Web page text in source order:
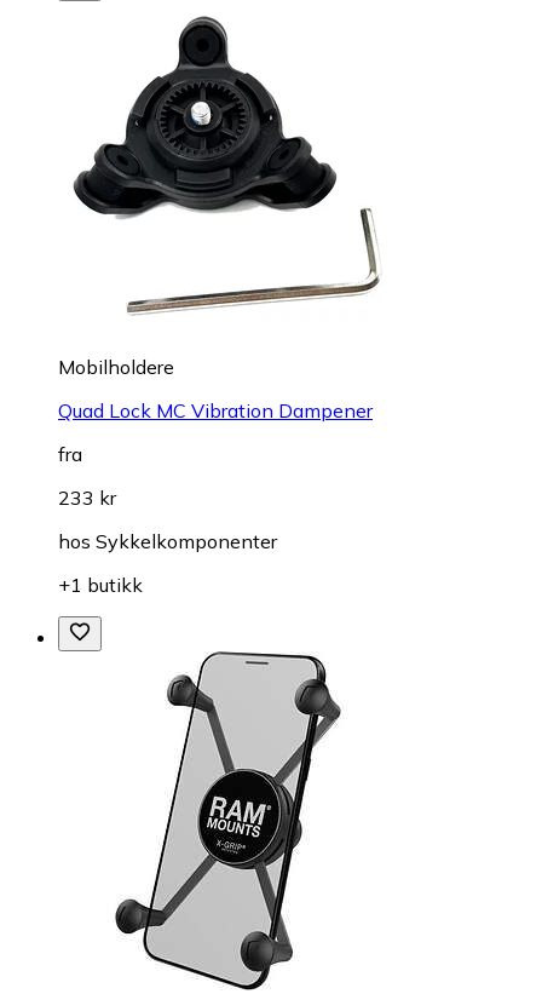
Mobilholdere
Quad Lock MC Vibration Dampener
fra
233 kr
hos Sykkelkomponenter
+1 butikk